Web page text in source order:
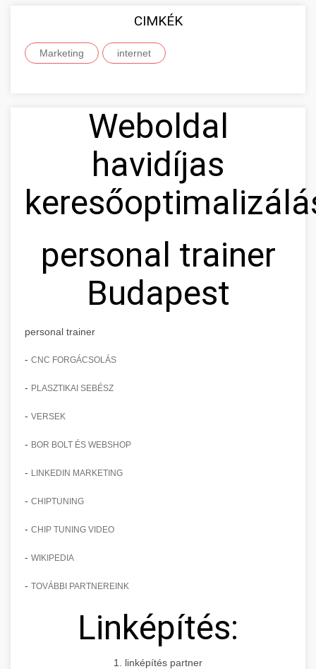
CIMKÉK
Marketing internet
Weboldal
havidíjas
personal trainer
Budapest
personal trainer
- CNC FORGÁCSOLÁS
- PLASZTIKAI SEBÉSZ
- VERSEK
- BOR BOLT ÉS WEBSHOP
- LINKEDIN MARKETING
- CHIPTUNING
- CHIP TUNING VIDEO
- WIKIPEDIA
- TOVÁBBI PARTNEREINK
Linképítés:
1. linképítés partner